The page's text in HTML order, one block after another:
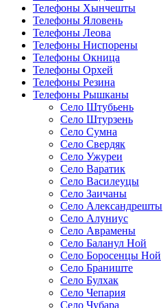
Телефоны Хынчешты
Телефоны Яловень
Телефоны Леова
Телефоны Ниспорены
Телефоны Окница
Телефоны Орхей
Телефоны Резина
Телефоны Рышканы
Село Штубьень
Село Штурзень
Село Сумна
Село Свердяк
Село Ужуреи
Село Варатик
Село Василеуцы
Село Заичаны
Село Александрешты
Село Алуниус
Село Аврамены
Село Баланул Ной
Село Боросенцы Ной
Село Браниште
Село Булхак
Село Чепария
Село Чубара